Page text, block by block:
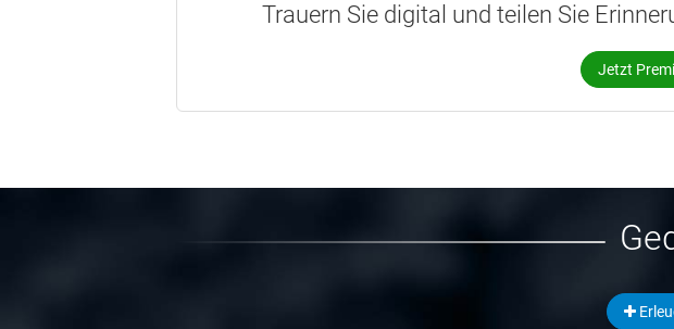
Trauern Sie digital und teilen Sie
Jetzt